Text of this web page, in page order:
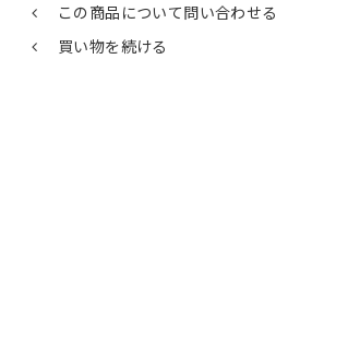
この商品について問い合わせる
買い物を続ける